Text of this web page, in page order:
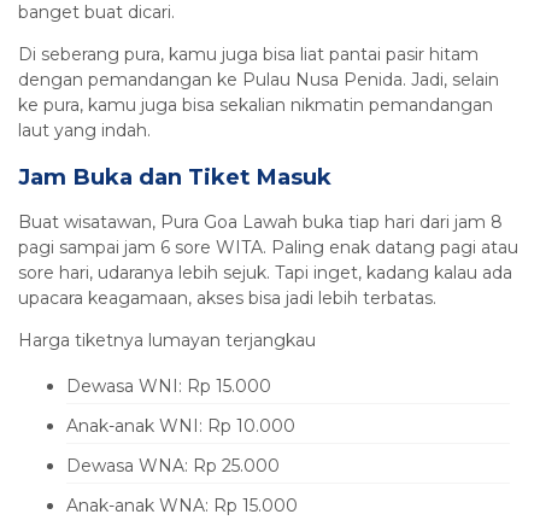
banget buat dicari.
Di seberang pura, kamu juga bisa liat pantai pasir hitam
dengan pemandangan ke Pulau Nusa Penida. Jadi, selain
ke pura, kamu juga bisa sekalian nikmatin pemandangan
laut yang indah.
Jam Buka dan Tiket Masuk
Buat wisatawan, Pura Goa Lawah buka tiap hari dari jam 8
pagi sampai jam 6 sore WITA. Paling enak datang pagi atau
sore hari, udaranya lebih sejuk. Tapi inget, kadang kalau ada
upacara keagamaan, akses bisa jadi lebih terbatas.
Harga tiketnya lumayan terjangkau
Dewasa WNI: Rp 15.000
Anak-anak WNI: Rp 10.000
Dewasa WNA: Rp 25.000
Anak-anak WNA: Rp 15.000